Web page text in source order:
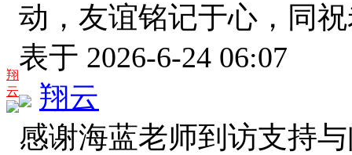
翔
云
动，友谊铭记于心，同
表于 2026-6-24 06:07
翔云
感谢海蓝老师到访支持